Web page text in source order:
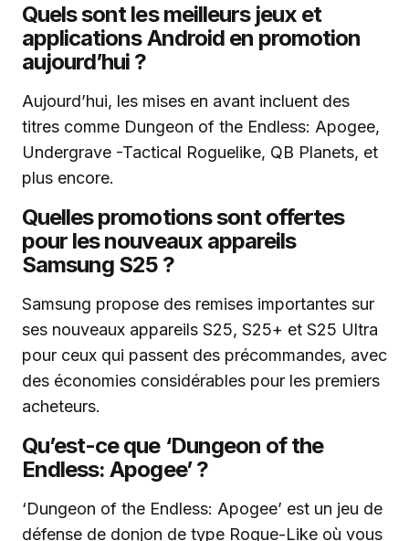
Quels sont les meilleurs jeux et
applications Android en promotion
aujourd’hui ?
Aujourd’hui, les mises en avant incluent des
titres comme Dungeon of the Endless: Apogee,
Undergrave -Tactical Roguelike, QB Planets, et
plus encore.
Quelles promotions sont offertes
pour les nouveaux appareils
Samsung S25 ?
Samsung propose des remises importantes sur
ses nouveaux appareils S25, S25+ et S25 Ultra
pour ceux qui passent des précommandes, avec
des économies considérables pour les premiers
acheteurs.
Qu’est-ce que ‘Dungeon of the
Endless: Apogee’ ?
‘Dungeon of the Endless: Apogee’ est un jeu de
défense de donjon de type Rogue-Like où vous